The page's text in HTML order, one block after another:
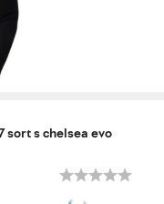
sort s chelsea evo